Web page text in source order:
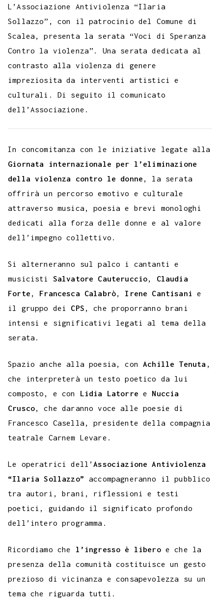
e
b
o
o
k
t
t
e
r
t
s
A
p
p
e
g
r
a
m
s
a
g
e
t
e
r
e
s
t
k
e
d
I
n
k
e
t
l
r
p
y
L
i
k
L’Associazione Antiviolenza “Ilaria
Sollazzo”, con il patrocinio del Comune di
Scalea, presenta la serata “Voci di Speranza
Contro la violenza”. Una serata dedicata al
contrasto alla violenza di genere
impreziosita da interventi artistici e
culturali. Di seguito il comunicato
dell’Associazione.
In concomitanza con le iniziative legate alla
Giornata internazionale per l’eliminazione
della violenza contro le donne , la serata
offrirà un percorso emotivo e culturale
attraverso musica, poesia e brevi monologhi
dedicati alla forza delle donne e al valore
dell’impegno collettivo.
Si alterneranno sul palco i cantanti e
musicisti Salvatore Cauteruccio, Claudia
Forte , Francesca Calabrò, Irene Cantisani
e
il gruppo dei CPS , che proporranno brani
intensi e significativi legati al tema della
serata.
Spazio anche alla poesia, conAchille Tenuta ,
che interpreterà un testo poetico da lui
composto, e con Lidia Latorre e Nuccia
Crusco, che daranno voce alle poesie di
Francesco Casella, presidente della compagnia
teatrale Carnem Levare.
Le operatrici dell’Associazione Antiviolenza
“Ilaria Sollazzo”
accompagneranno il pubblico
tra autori, brani, riflessioni e testi
poetici, guidando il significato profondo
dell’intero programma.
Ricordiamo che l’ingresso è liberoe che la
presenza della comunità costituisce un gesto
prezioso di vicinanza e consapevolezza su un
tema che riguarda tutti.